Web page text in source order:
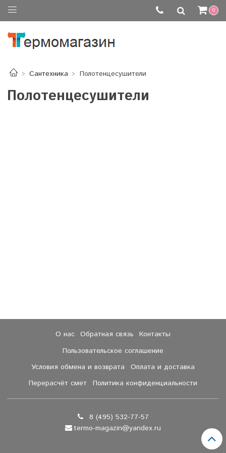
0
Сантехника Полотенцесушители
Полотенцесушители
О нас Обратная связь
Контакты
Пользовательское соглашение
Условия обмена и возврата
Оплата и доставка
Перерасчёт смет Политика конфиденциальности
8 (495) 532-77-57
termo-magazin@yandex.ru